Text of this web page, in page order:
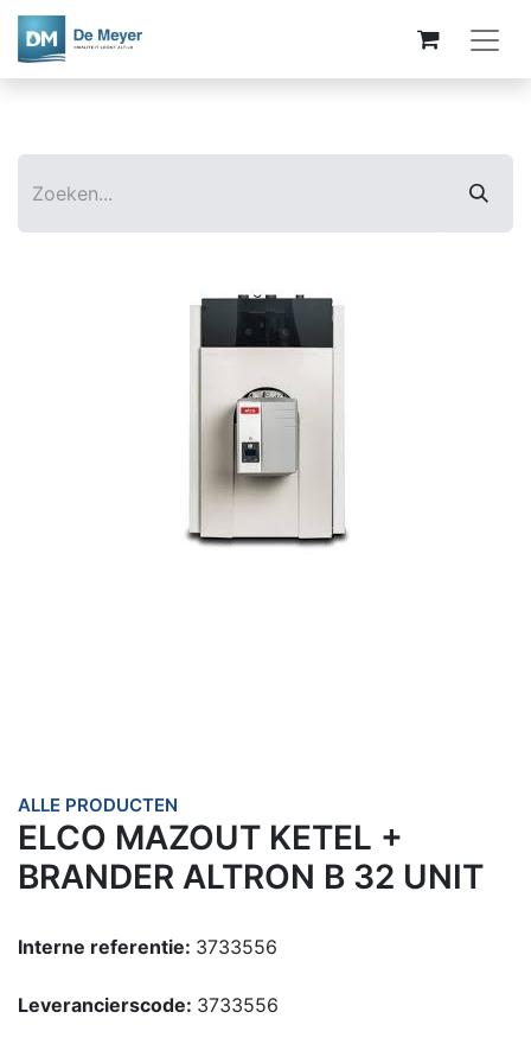
ALLE PRODUCTEN
ELCO MAZOUT KETEL +
BRANDER ALTRON B 32 UNIT
Interne referentie: 3733556
Leverancierscode: 3733556